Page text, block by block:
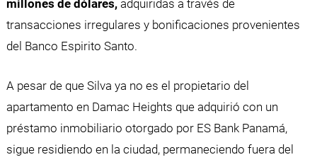
millones de dólares,adquiridas a través de
transacciones irregulares y bonificaciones provenientes
del Banco Espirito Santo.
A pesar de que Silva ya no es el propietario del
apartamento en Damac Heights que adquirió con un
préstamo inmobiliario otorgado por ES Bank Panamá,
sigue residiendo en la ciudad, permaneciendo fuera del